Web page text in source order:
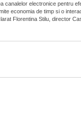
canalelor electronice
economia de timp si o
Florentina Stilu, director